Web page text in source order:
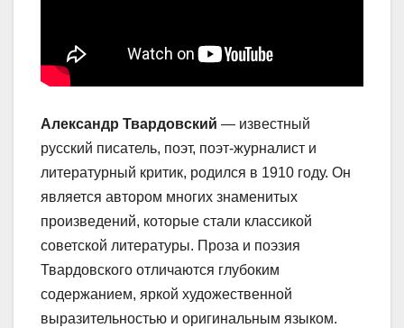
Александр Твардовский — известный
русский писатель, поэт, поэт-журналист и
литературный критик, родился в 1910 году. Он
является автором многих знаменитых
произведений, которые стали классикой
советской литературы. Проза и поэзия
Твардовского отличаются глубоким
содержанием, яркой художественной
выразительностью и оригинальным языком.